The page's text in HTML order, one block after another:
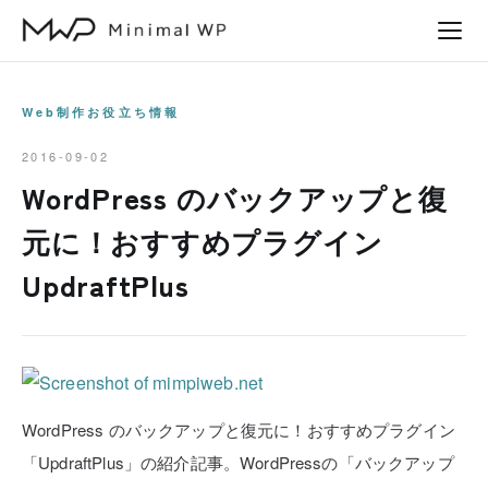
Web制作お役立ち情報
2016-09-02
WordPress のバックアップと復
元に！おすすめプラグイン
UpdraftPlus
WordPress のバックアップと復元に！おすすめプラグイン
「UpdraftPlus」の紹介記事。WordPressの「バックアップ